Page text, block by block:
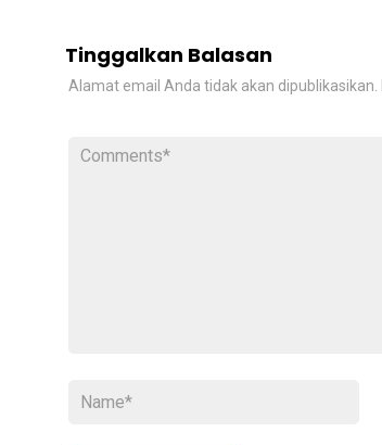
Tinggalkan Balasan
Alamat email Anda tidak akan dipublikasikan.